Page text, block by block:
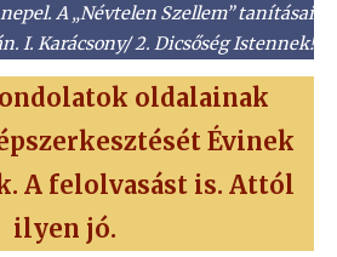
A „Névtelen Szellem” tanításai
I. Karácsony/ 2. Dicsőség Istennek!
oldalainak
Évinek
A felolvasást is. Attól
ilyen jó.